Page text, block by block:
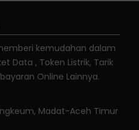
kemudahan dalam
Data , Token Listrik, Tarik
Online Lainnya.
Madat-Aceh Timur